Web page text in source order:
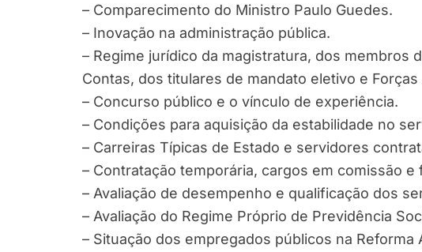
– Comparecimento do Ministro Paulo Guedes.
– Inovação na administração pública.
– Regime jurídico da magistratura, dos membros
Contas, dos titulares de mandato eletivo e Forças
– Concurso público e o vínculo de experiência.
– Condições para aquisição da estabilidade no
– Carreiras Típicas de Estado e servidores
– Contratação temporária, cargos em comissão
– Avaliação de desempenho e qualificação dos
– Avaliação do Regime Próprio de Previdência
– Situação dos empregados públicos na Reforma